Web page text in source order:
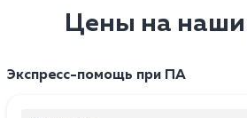
Цены на наши
Экспресс-помощь при ПА